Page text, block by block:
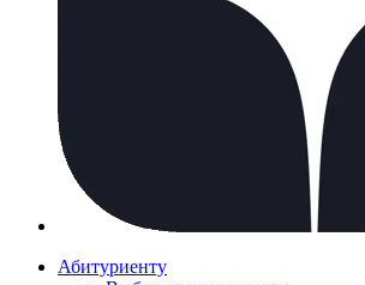
Абитуриенту